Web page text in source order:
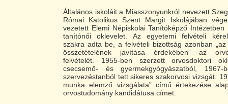
Általános iskoláit a Miasszonyunkról nevezett
Római Katolikus Szent Margit Iskolájában
vezetett Elemi Népiskolai Tanítóképző
tanítónői oklevelet. Az egyetemi felvételi
szakra adta be, a felvételi bizottság azonban
összetételének javítása érdekében” az
felvételét. 1955-ben szerzett orvosdoktori
csecsemő- és gyermekgyógyászatból, 1967-
szervezéstanból tett sikeres szakorvosi vizsgát.
munka elemző vizsgálata” című értekezése
orvostudomány kandidátusa címet.